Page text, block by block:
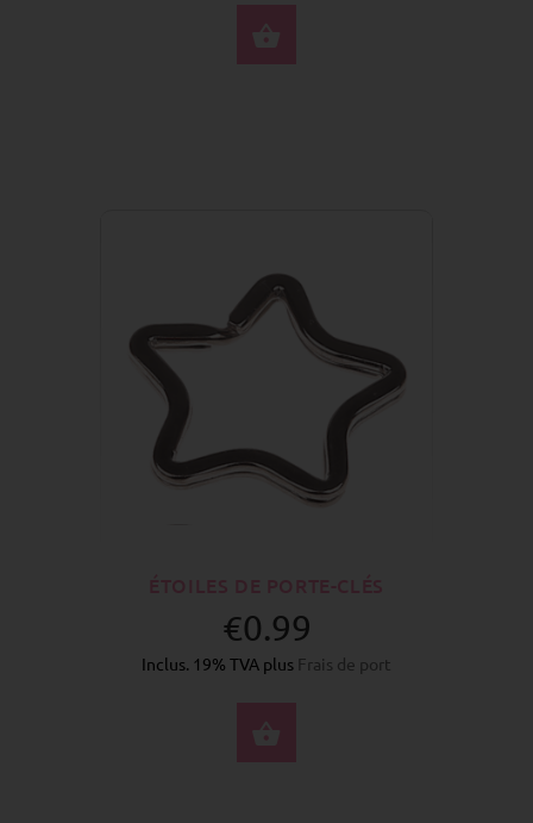
€0.99
Inclus. 19% TVA plus Frais de port